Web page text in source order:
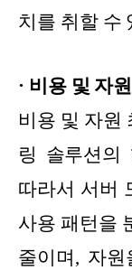
치를 취할 수
· 비용 및 자
비용 및 자원
링 솔루션의
따라서 서버
사용 패턴을
줄이며, 자